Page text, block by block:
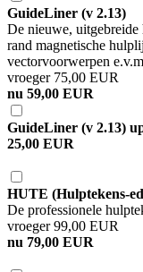
GuideLiner (v 2.13)
De nieuwe,
rand magnetische
vectorvoorwerpen
vroeger 75,00 EUR
nu 59,00 EUR
GuideLiner (v 2.13)
25,00 EUR
HUTE (Hulptekens-
De professionele
vroeger 99,00 EUR
nu 79,00 EUR